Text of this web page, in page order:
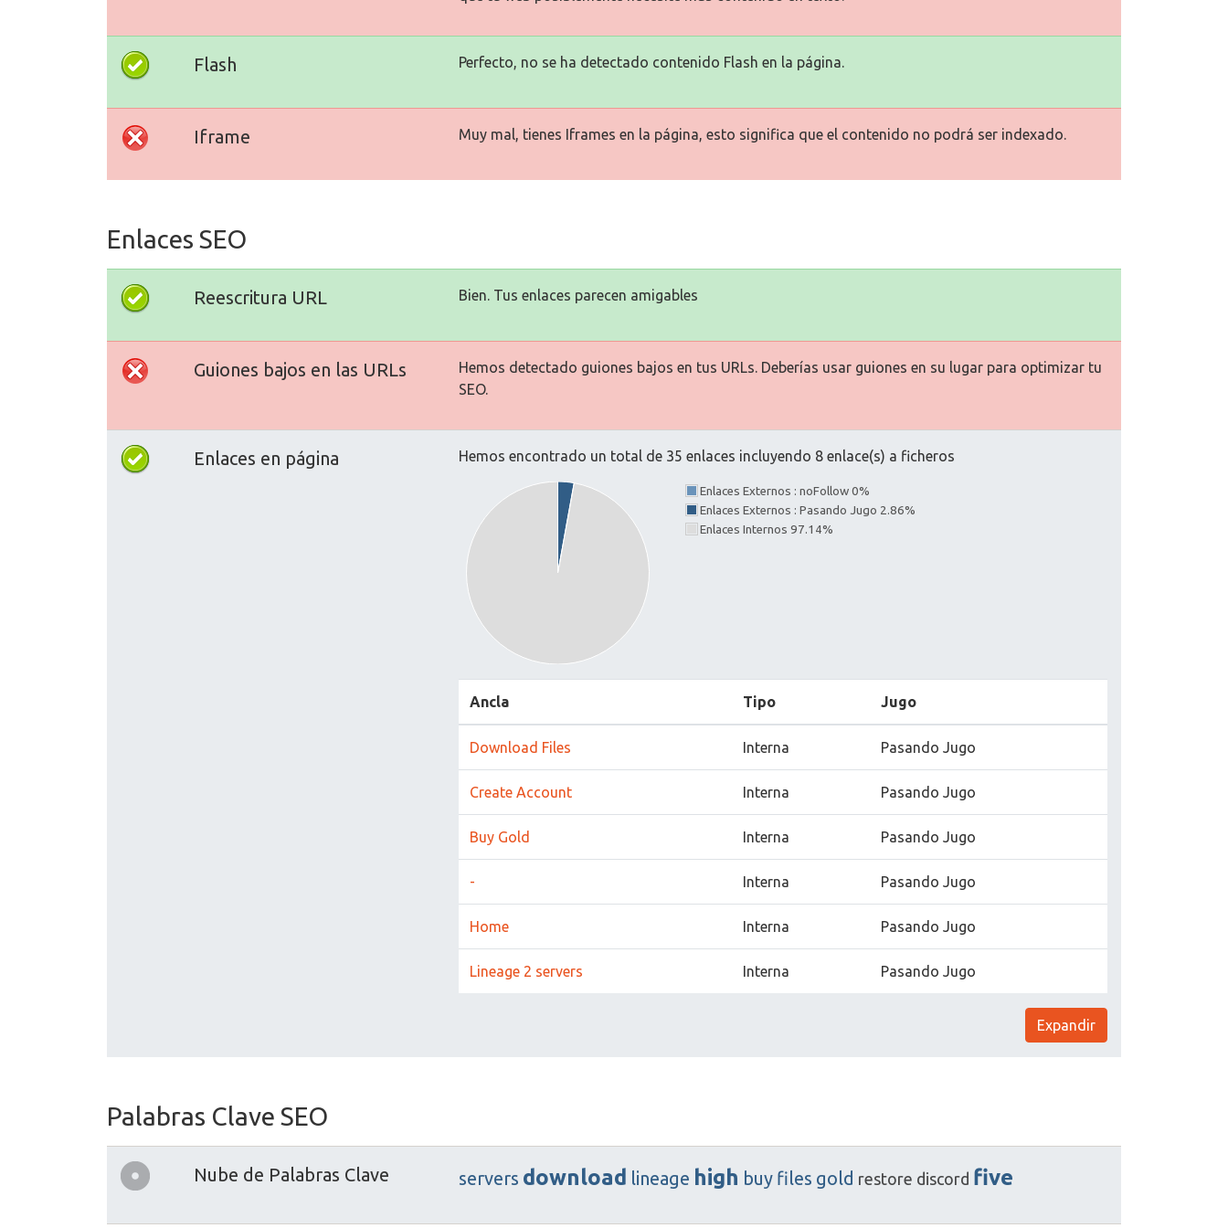
Flash Perfecto, no se ha detectado contenido Flash en la página.
Iframe Muy mal, tienes Iframes en la página, esto significa que el contenido no podrá ser indexado.
Enlaces SEO
Reescritura URL Bien. Tus enlaces parecen amigables
Guiones bajos en las URLs
Hemos detectado guiones bajos en tus URLs. Deberías usar guiones en su lugar para optimizar tu
SEO.
Enlaces en página Hemos encontrado un total de 35 enlaces incluyendo 8 enlace(s) a ficheros
Enlaces Externos : noFollow 0%
Enlaces Externos : Pasando Jugo 2.86%
Enlaces Internos 97.14%
Ancla Tipo Jugo
Download Files Interna Pasando Jugo
Create Account Interna Pasando Jugo
Buy Gold Interna Pasando Jugo
- Interna Pasando Jugo
Home Interna Pasando Jugo
Lineage 2 servers Interna Pasando Jugo
Expandir
Palabras Clave SEO
Nube de Palabras Clave servers download lineage high buy files gold restore discord five